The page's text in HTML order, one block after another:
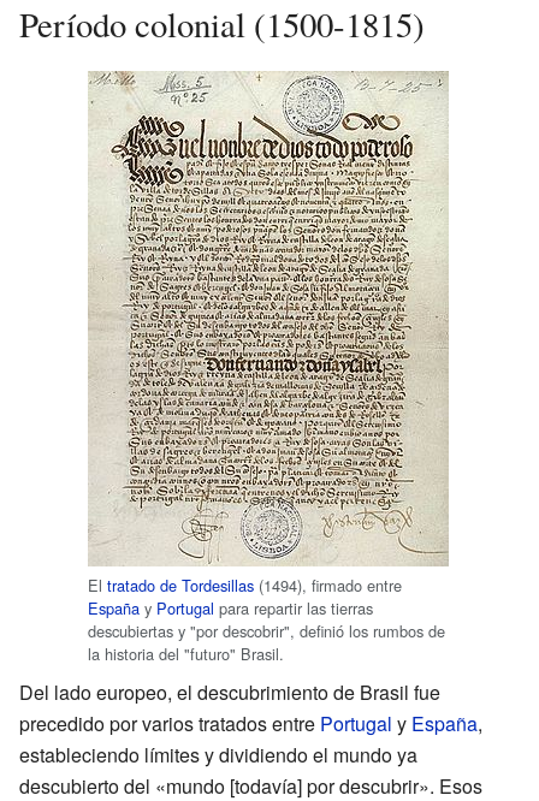
Período colonial (1500-1815)
El tratado de Tordesillas (1494), firmado entre
España y Portugal para repartir las tierras
descubiertas y "por descobrir", definió los rumbos de
la historia del "futuro" Brasil.
Del lado europeo, el descubrimiento de Brasil fue
precedido por varios tratados entre Portugal y España,
estableciendo límites y dividiendo el mundo ya
descubierto del «mundo [todavía] por descubrir». Esos